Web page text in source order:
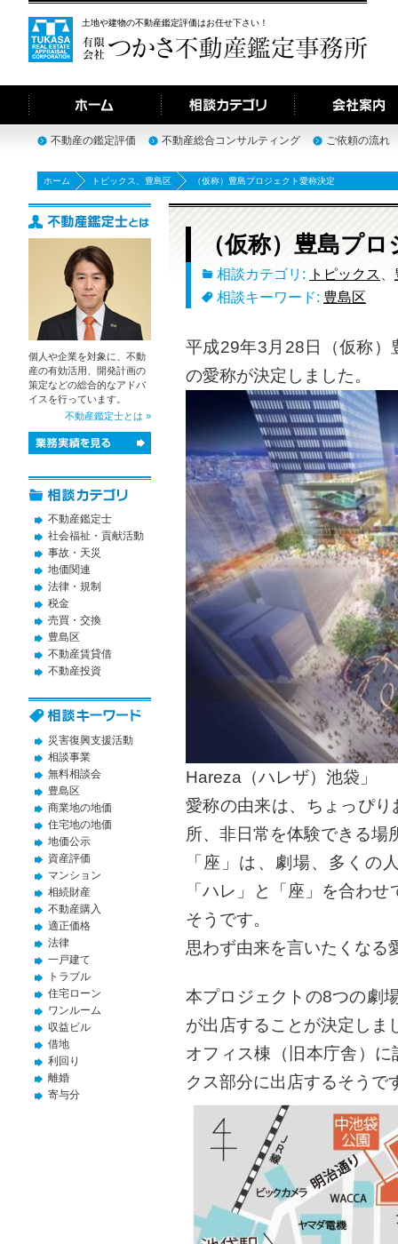
土地や建物の不動産鑑定評価はお任せ下さい！
不動産の鑑定評価 不動産総合コンサルティング ご依頼の流れ
ホーム トピックス 豊島区 （仮称）豊島プロジェクト愛称決定
（仮称）豊島プ
相談カテゴリ: トピックス
相談キーワード: 豊島区
平成29年3月28日（仮称）
の愛称が決定しました。
Hareza（ハレザ）池袋」
愛称の由来は、ちょっぴ
所、非日常を体験できる場
「座」は、劇場、多くの
「ハレ」と「座」を合わ
そうです。
思わず由来を言いたくなる
本プロジェクトの8つの劇
が出店することが決定しま
オフィス棟（旧本庁舎）
クス部分に出店するそうで
個人や企業を対象に、不動
産の有効活用、開発計画の
策定などの総合的なアドバ
イスを行っています。
不動産鑑定士とは »
不動産鑑定士
社会福祉・貢献活動
事故・天災
地価関連
法律・規制
税金
売買・交換
豊島区
不動産賃貸借
不動産投資
災害復興支援活動
相談事業
無料相談会
豊島区
商業地の地価
住宅地の地価
地価公示
資産評価
マンション
相続財産
不動産購入
適正価格
法律
一戸建て
トラブル
住宅ローン
ワンルーム
収益ビル
借地
利回り
離婚
寄与分